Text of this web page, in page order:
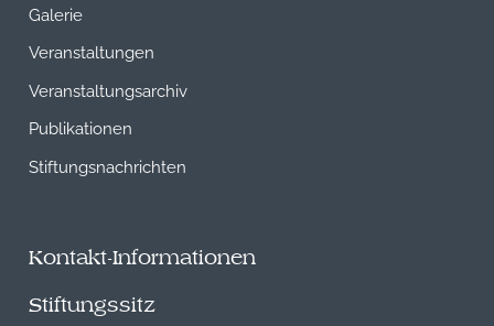
Galerie
Veranstaltungen
Veranstaltungsarchiv
Publikationen
Stiftungsnachrichten
Kontakt-Informationen
Stiftungssitz